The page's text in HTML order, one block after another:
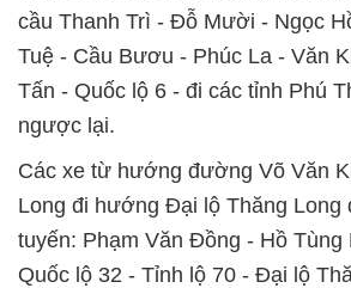
cầu Thanh Trì - Đỗ Mười - Ngọc
Tuệ - Cầu Bươu - Phúc La - Văn
Tấn - Quốc lộ 6 - đi các tỉnh Phú
ngược lại.
Các xe từ hướng đường Võ Văn
Long đi hướng Đại lộ Thăng Long
tuyến: Phạm Văn Đồng - Hồ Tùng
Quốc lộ 32 - Tỉnh lộ 70 - Đại lộ